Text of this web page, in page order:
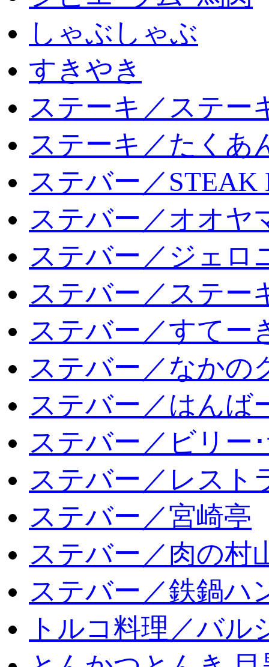
しゃぶしゃぶ
すきやき
ステーキ／ステー
ステーキ／たくあ
ステバー／STEAK
ステバー／オオヤ
ステバー／ジェロ
ステバー／ステー
ステバー／すてー
ステバー／なかの
ステバー／はんば
ステバー／ビリー
ステバー／レスト
ステバー／宮崎亭
ステバー／肉の村
ステバー／鉄鍋ハ
トルコ料理／バル